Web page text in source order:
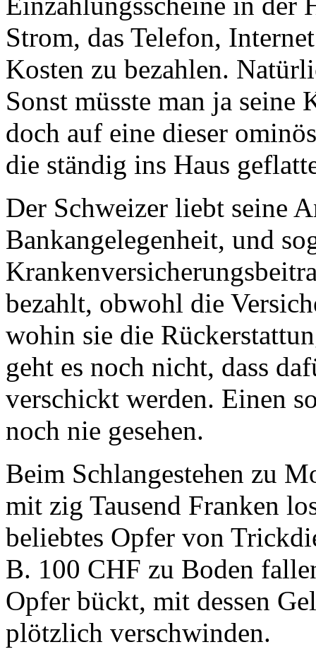
Strom, das Telefon,
Kosten zu bezahlen.
Sonst müsste man ja seine
doch auf eine dieser
die ständig ins Haus
Der Schweizer liebt seine
Bankangelegenheit, und
bezahlt, obwohl die
wohin sie die
geht es noch nicht, dass
verschickt werden. Einen
noch nie gesehen.
Beim Schlangestehen zu
mit zig Tausend Franken
beliebtes Opfer von
B. 100 CHF zu Boden
Opfer bückt, mit dessen
plötzlich verschwinden.